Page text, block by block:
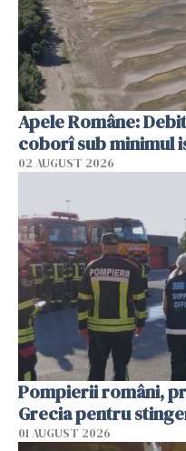
Apele Române:
coborî sub minimul
02 AUGUST 2026
Pompierii români,
Grecia pentru
01 AUGUST 2026